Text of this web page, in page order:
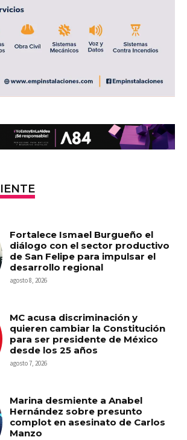
Fortalece Ismael Burgueño el
diálogo con el sector productivo
de San Felipe para impulsar el
desarrollo regional
agosto 8, 2026
MC acusa discriminación y
quieren cambiar la Constitución
para ser presidente de México
desde los 25 años
agosto 7, 2026
Marina desmiente a Anabel
Hernández sobre presunto
complot en asesinato de Carlos
Manzo